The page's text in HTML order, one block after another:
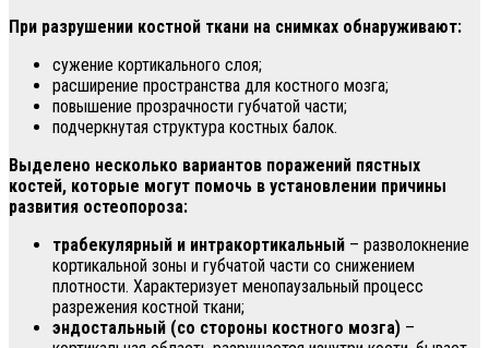
При разрушении костной ткани на снимках обнаруживают:
сужение кортикального слоя;
расширение пространства для костного мозга;
повышение прозрачности губчатой части;
подчеркнутая структура костных балок.
Выделено несколько вариантов поражений пястных
костей, которые могут помочь в установлении причины
развития остеопороза:
трабекулярный и интракортикальный – разволокнение
кортикальной зоны и губчатой части со снижением
плотности. Характеризует менопаузальный процесс
разрежения костной ткани;
эндостальный (со стороны костного мозга) –